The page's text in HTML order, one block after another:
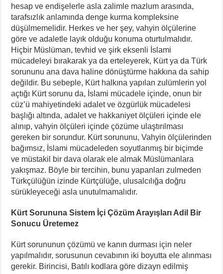
hesap ve endişelerle asla zalimle mazlum arasında,
tarafsızlık anlamında denge kurma kompleksine
düşülmemelidir. Herkes ve her şey, vahyin ölçülerine
göre ve adaletle layık olduğu konuma oturtulmalıdır.
Hiçbir Müslüman, tevhid ve şirk eksenli İslami
mücadeleyi bırakarak ya da erteleyerek, Kürt ya da Türk
sorununu ana dava haline dönüştürme hakkına da sahip
değildir. Bu sebeple, Kürt halkına yapılan zulümlerin yol
açtığı Kürt sorunu da, İslami mücadele içinde, onun bir
cüz’ü mahiyetindeki adalet ve özgürlük mücadelesi
başlığı altında, adalet ve hakkaniyet ölçüleri içinde ele
alınıp, vahyin ölçüleri içinde çözüme ulaştırılması
gereken bir sorundur. Kürt sorununu, Vahyin ölçülerinden
bağımsız, İslami mücadeleden soyutlanmış bir biçimde
ve müstakil bir dava olarak ele almak Müslümanlara
yakışmaz. Böyle bir tercihin, bunu yapanları zulmeden
Türkçülüğün izinde Kürtçülüğe, ulusalcılığa doğru
sürükleyeceği asla unutulmamalıdır.
Kürt Sorununa Sistem İçi Çözüm Arayışları Adil Bir
Sonucu Üretemez
Kürt sorununun çözümü ve kanın durması için neler
yapılmalıdır, sorusunun cevabının iki boyutta ele alınması
gerekir. Birincisi, Batılı kodlara göre dizayn edilmiş